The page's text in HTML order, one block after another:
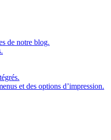
de notre blog.
et des options d’impression.